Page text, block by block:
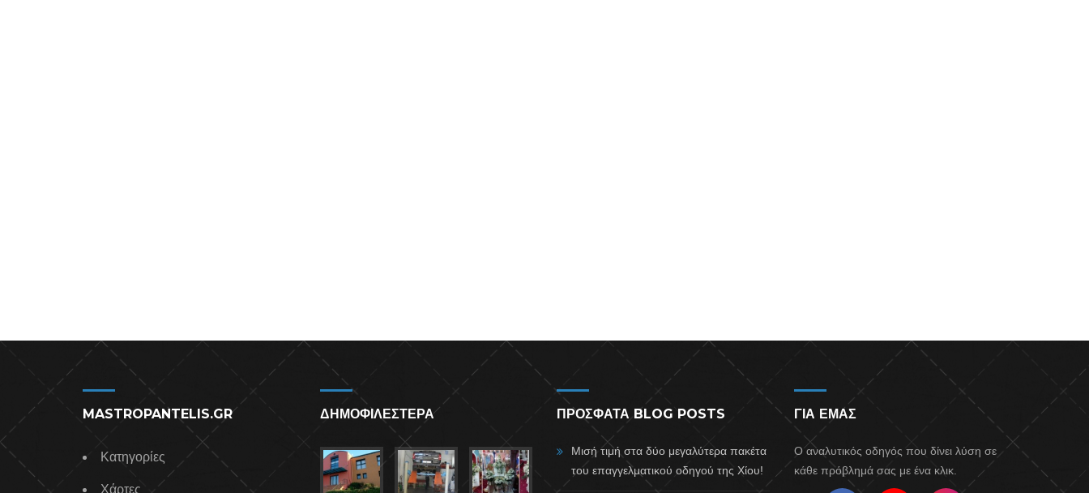
MASTROPANTELIS.GR
Κατηγορίες
Χάρτες
ΔΗΜΟΦΙΛΕΣΤΕΡΑ ΠΡΟΣΦΑΤΑ BLOG POSTS
Μισή τιμή στα δύο μεγαλύτερα πακέτα
του επαγγελματικού οδηγού της Χίου!
ΓΙΑ ΕΜΑΣ
Ο αναλυτικός οδηγός που δίνει λύση σε
κάθε πρόβλημά σας με ένα κλικ.